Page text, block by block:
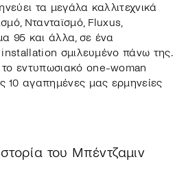
τα μεγάλα καλλιτεχνικά
Ντανταϊσμό, Fluxus,
95 και άλλα, σε ένα
installation σμιλευμένο πάνω της.
εντυπωσιακό one-woman
10 αγαπημένες μας ερμηνείες
του Μπέντζαμιν